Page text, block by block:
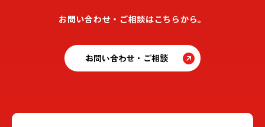
お問い合わせ・ご相談はこちらから。
お問い合わせ・ご相談